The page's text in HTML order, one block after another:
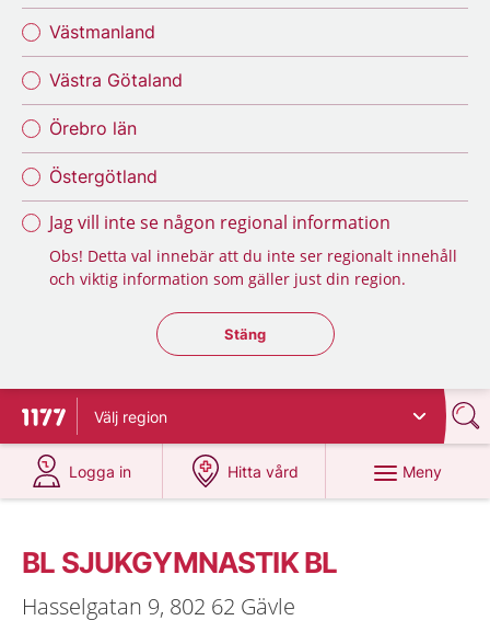
Västmanland
Västra Götaland
Örebro län
Östergötland
Jag vill inte se någon regional information
Obs! Detta val innebär att du inte ser regionalt innehåll
och viktig information som gäller just din region.
Stäng regionsväljaren
Stäng
Till startsidan för 1177
Välj region
Logga in
på 1177.se
Hitta vård
på 1177.se
Meny
BL SJUKGYMNASTIK BL
Hasselgatan 9, 802 62 Gävle